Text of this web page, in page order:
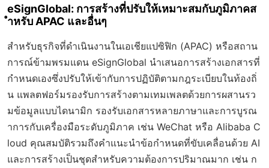
eSignGlobal: การสร้างที่ปรับให้เหมาะสมกับภูมิภาคส
ำหรับ APAC และอื่นๆ
สำหรับธุรกิจที่ดำเนินงานในเอเชียแปซิฟิก (APAC) หรือสถาน
การณ์ข้ามพรมแดน eSignGlobal นำเสนอการสร้างเอกสารที่
กำหนดเองซึ่งปรับให้เข้ากับการปฏิบัติตามกฎระเบียบในท้องถิ่
น แพลตฟอร์มรองรับการสร้างตามเทมเพลตด้วยการผสานรว
มข้อมูลแบบไดนามิก รองรับเอกสารหลายภาษาและการบูรณ
าการกับเครื่องมือระดับภูมิภาค เช่น WeChat หรือ Alibaba C
loud คุณสมบัติรวมถึงคำแนะนำข้อกำหนดที่ขับเคลื่อนด้วย AI
และการสร้างเป็นชุดสำหรับความต้องการปริมาณมาก เช่น ก